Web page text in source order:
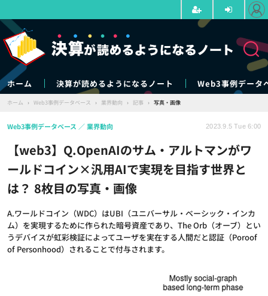
ホーム 決算が読めるようになるノート Web3事例データ
ホーム › Web3事例データベース › 業界動向 › 記事 › 写真・画像
【web3】Q.OpenAIのサム・アルトマンがワ
ールドコイン×汎用AIで実現を目指す世界と
は？ 8枚目の写真・画像
A.ワールドコイン（WDC）はUBI（ユニバーサル・ベーシック・インカ
ム）を実現するために作られた暗号資産であり、The Orb（オーブ）とい
うデバイスが虹彩検証によってユーザを実在する人間だと認証（Poroof
of Personhood）されることで付与されます。
Web3事例データベース 業界動向 2023.9.5 Tue 6:00